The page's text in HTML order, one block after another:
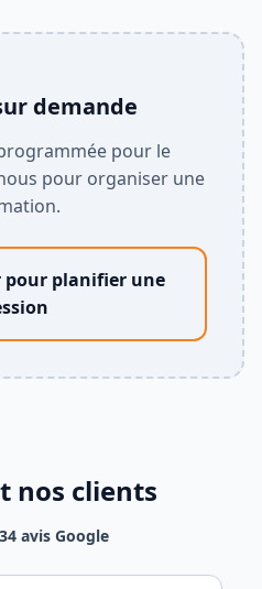
demande
pour le
pour organiser une
pour planifier une
nos clients
avis Google